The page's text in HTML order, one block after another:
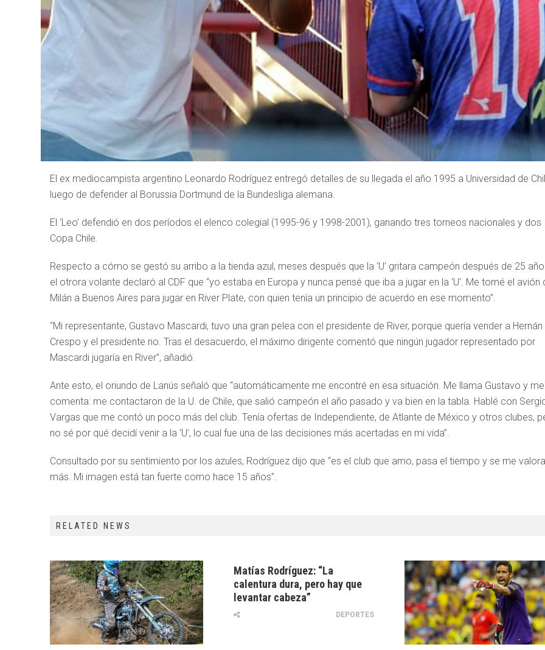
El ex mediocampista argentino Leonardo Rodríguez entregó detalles de su llegada el año 1995 a Universidad de
luego de defender al Borussia Dortmund de la Bundesliga alemana.
El ‘Leo’ defendió en dos períodos el elenco colegial (1995-96 y 1998-2001), ganando tres torneos nacionales y dos
Copa Chile.
Respecto a cómo se gestó su arribo a la tienda azul, meses después que la ‘U’ gritara campeón después de 25
el otrora volante declaró al CDF que “yo estaba en Europa y nunca pensé que iba a jugar en la ‘U’. Me tomé el avión
Milán a Buenos Aires para jugar en River Plate, con quien tenía un principio de acuerdo en ese momento”.
“Mi representante, Gustavo Mascardi, tuvo una gran pelea con el presidente de River, porque quería vender a Hernán
Crespo y el presidente no. Tras el desacuerdo, el máximo dirigente comentó que ningún jugador representado por
Mascardi jugaría en River”, añadió.
Ante esto, el oriundo de Lanús señaló que “automáticamente me encontré en esa situación. Me llama Gustavo y me
comenta: me contactaron de la U. de Chile, que salió campeón el año pasado y va bien en la tabla. Hablé con
Vargas que me contó un poco más del club. Tenía ofertas de Independiente, de Atlante de México y otros clubes,
no sé por qué decidí venir a la ‘U’, lo cual fue una de las decisiones más acertadas en mi vida”.
Consultado por su sentimiento por los azules, Rodríguez dijo que “es el club que amo, pasa el tiempo y se me valora
más. Mi imagen está tan fuerte como hace 15 años”.
RELATED NEWS
Matías Rodríguez: “La
calentura dura, pero hay que
levantar cabeza”
DEPORTES